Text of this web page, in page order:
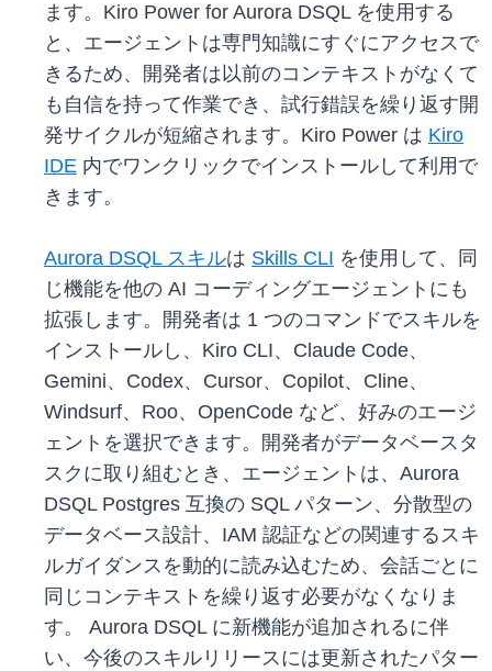
ます。Kiro Power for Aurora DSQL を使用する
と、エージェントは専門知識にすぐにアクセスで
きるため、開発者は以前のコンテキストがなくて
も自信を持って作業でき、試行錯誤を繰り返す開
発サイクルが短縮されます。Kiro Power は Kiro
IDE 内でワンクリックでインストールして利用で
きます。
Aurora DSQL スキルは Skills CLI を使用して、同
じ機能を他の AI コーディングエージェントにも
拡張します。開発者は 1 つのコマンドでスキルを
インストールし、Kiro CLI、Claude Code、
Gemini、Codex、Cursor、Copilot、Cline、
Windsurf、Roo、OpenCode など、好みのエージ
ェントを選択できます。開発者がデータベースタ
スクに取り組むとき、エージェントは、Aurora
DSQL Postgres 互換の SQL パターン、分散型の
データベース設計、IAM 認証などの関連するスキ
ルガイダンスを動的に読み込むため、会話ごとに
同じコンテキストを繰り返す必要がなくなりま
す。 Aurora DSQL に新機能が追加されるに伴
い、今後のスキルリリースには更新されたパター